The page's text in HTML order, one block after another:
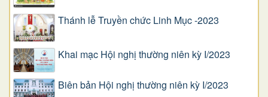
Thánh lễ Truyền chức Linh Mục -2023
Khai mạc Hội nghị thường niên kỳ I/2023
Biên bản Hội nghị thường niên kỳ I/2023